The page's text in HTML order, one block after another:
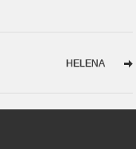
HELENA